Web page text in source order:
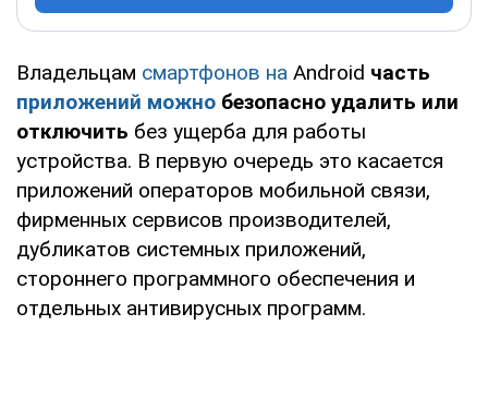
Владельцам смартфонов на Android часть
приложений можно безопасно удалить или
отключить без ущерба для работы
устройства. В первую очередь это касается
приложений операторов мобильной связи,
фирменных сервисов производителей,
дубликатов системных приложений,
стороннего программного обеспечения и
отдельных антивирусных программ.